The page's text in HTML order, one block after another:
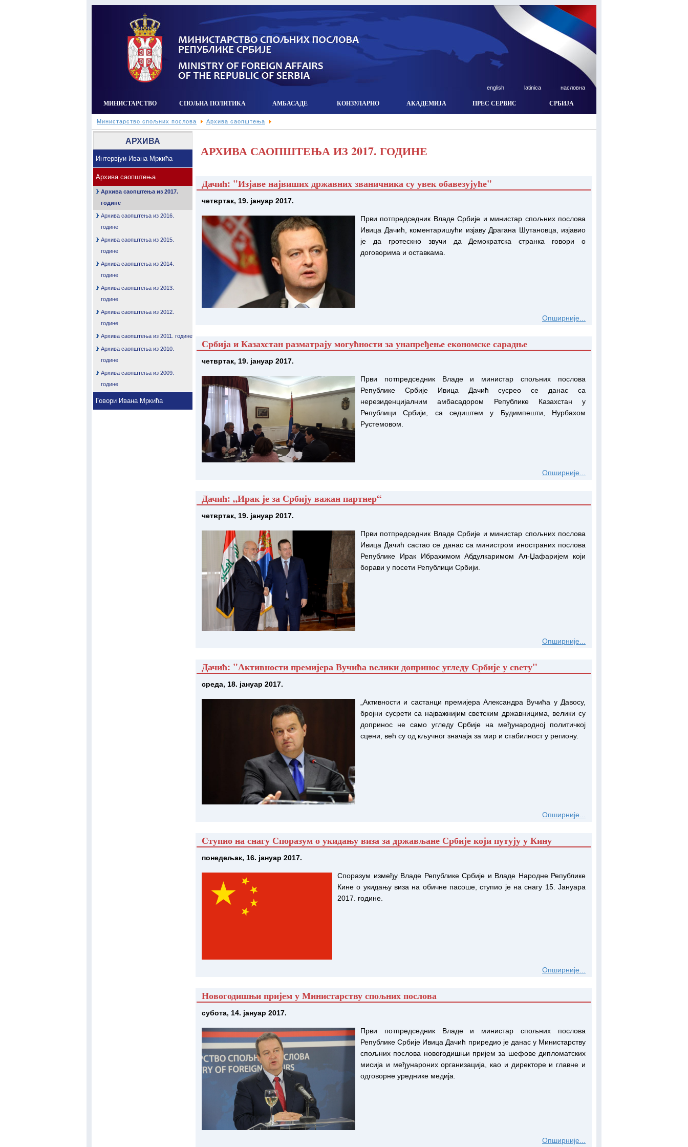
english latinica насловна
МИНИСТАРСТВО СПОЉНА ПОЛИТИКА АМБАСАДЕ КОНЗУЛАРНO АКАДЕМИЈА ПРЕС СЕРВИС СРБИЈА
Министарство спољних послова Архива саопштења
АРХИВА
Интервјуи Ивана Мркића
Архива саопштења
Архива саопштења из 2017.
године
Архива саопштења из 2016.
године
Архива саопштења из 2015.
године
Архива саопштења из 2014.
године
Архива саопштења из 2013.
године
Архива саопштења из 2012.
године
Архива саопштења из 2011. године
Архива саопштења из 2010.
године
Архива саопштења из 2009.
године
Говори Ивана Мркића
АРХИВА САОПШТЕЊА ИЗ 2017. ГОДИНЕ
Дачић: "Изјаве највиших државних званичника су увек обавезујуће"
четвртак, 19. јануар 2017.
Први потпредседник Владе Србије и министар спољних послова
Ивица Дачић, коментаришући изјаву Драгана Шутановца,‎ изјавио
је да гротескно звучи да Демократска странка говори о
договорима и оставкама.
Опширније...
Србија и Казахстан разматрају могућности за унапређење економске сарадње
четвртак, 19. јануар 2017.
Први потпредседник Владе и министар спољних послова
Републике Србије Ивица Дачић сусрео се данас са
нерезиденцијалним амбасадором Републике Казахстан у
Републици Србији, са седиштем у Будимпешти, Нурбахом
Рустемовом.
Опширније...
Дачић: „Ирак је за Србију важан партнер“
четвртак, 19. јануар 2017.
Први потпредседник Владе Србије и министар спољних послова
Ивица Дачић састао се данас са министром иностраних послова
Републике Ирак Ибрахимом Абдулкаримом Ал-Џафаријем који
борави у посети Републици Србији.
Опширније...
Дачић: "Активности премијера Вучића велики допринос угледу Србије у свету"
среда, 18. јануар 2017.
„Активности и састанци премијера Александра Вучића у Давосу,
бројни сусрети са најважнијим светским државницима, велики су
допринос не само угледу Србије на међународној политичкој
сцени, већ су од кључног значаја за мир и стабилност у региону.
Опширније...
Ступио на снагу Споразум о укидању виза за држављане Србије који путују у Кину
понедељак, 16. јануар 2017.
Споразум између Владе Републике Србије и Владе Народне Републике
Кине о укидању виза на обичне пасоше, ступио је на снагу 15. Јануара
2017. године.
Опширније...
Новогодишњи пријем у Министарству спољних послова
субота, 14. јануар 2017.
Први потпредседник Владе и министар спољних послова
Републике Србије Ивица Дачић приредио је данас у Министарству
спољних послова новогодишњи пријем за шефове дипломатских
мисија и међунароних организација, као и директоре и главне и
одговорне уреднике медија.
Опширније...